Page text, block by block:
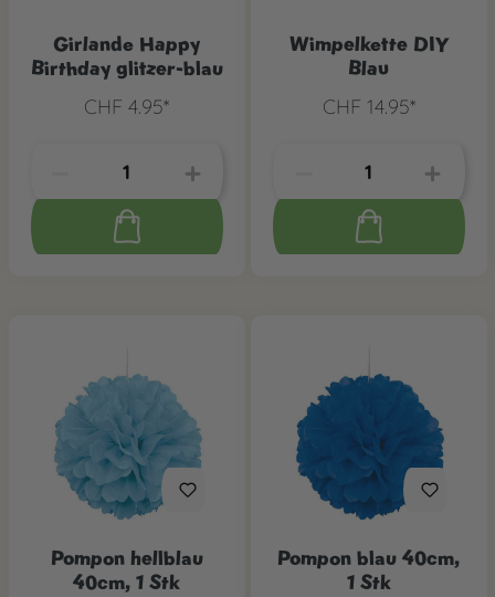
Girlande Happy
Birthday glitzer-blau
CHF 4.95*
Wimpelkette DIY
Blau
CHF 14.95*
Pompon hellblau
40cm, 1 Stk
Pompon blau 40cm,
1 Stk